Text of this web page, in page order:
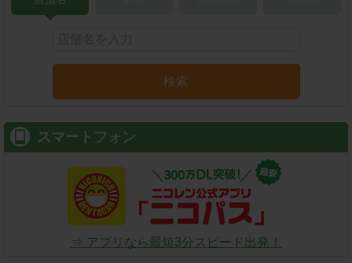
検索
スマートフォン
⇒ アプリなら最短3分スピード出発！